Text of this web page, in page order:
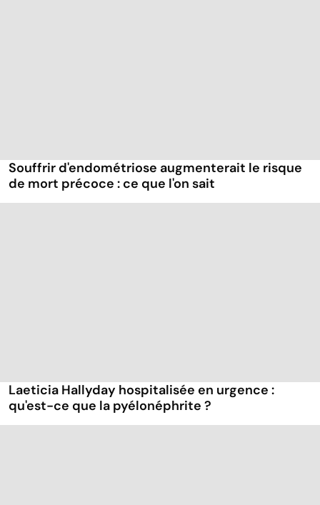
Souffrir d'endométriose augmenterait le risque
de mort précoce : ce que l'on sait
Laeticia Hallyday hospitalisée en urgence :
qu'est-ce que la pyélonéphrite ?